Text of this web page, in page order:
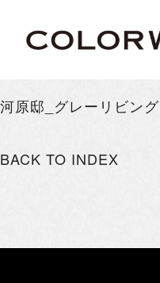
河原邸_グレーリビング
BACK TO INDEX